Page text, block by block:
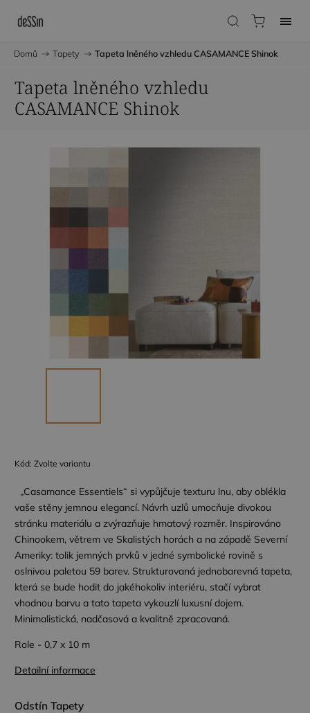
Domů / Tapety / Tapeta lněného vzhledu CASAMANCE Shinok
Tapeta lněného vzhledu
CASAMANCE Shinok
Kód: Zvolte variantu
„Casamance Essentiels“ si vypůjčuje texturu lnu, aby oblékla
vaše stěny jemnou elegancí. Návrh uzlů umocňuje divokou
stránku materiálu a zvýrazňuje hmatový rozměr. Inspirováno
Chinookem, větrem ve Skalistých horách a na západě Severní
Ameriky: tolik jemných prvků v jedné symbolické rovině s
oslnivou paletou 59 barev. Strukturovaná jednobarevná tapeta,
která se bude hodit do jakéhokoliv interiéru, stačí vybrat
vhodnou barvu a tato tapeta vykouzlí luxusní dojem.
Minimalistická, nadčasová a kvalitně zpracovaná.
Role - 0,7 x 10 m
Detailní informace
Odstín Tapety